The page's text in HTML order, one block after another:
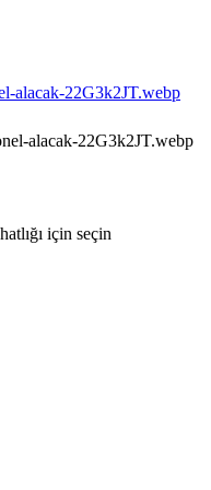
alacak-22G3k2JT.webp
için seçin